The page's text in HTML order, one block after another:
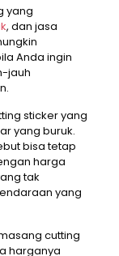
yang
, dan jasa
Anda ingin
jauh
sticker yang
yang buruk.
bisa tetap
harga
tak
yang
cutting
harganya